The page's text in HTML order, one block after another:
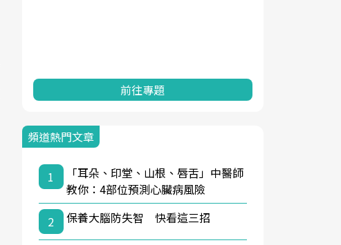
前往專題
頻道熱門文章
1
「耳朵、印堂、山根、唇舌」中醫師
教你：4部位預測心臟病風險
2
保養大腦防失智 快看這三招